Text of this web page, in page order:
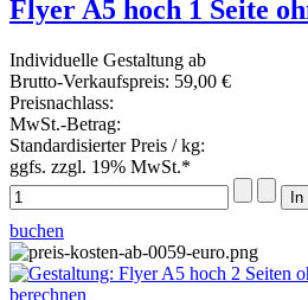
Flyer A5 hoch 1 Seite
Individuelle Gestaltung ab
Brutto-Verkaufspreis: 59,00 €
Preisnachlass:
MwSt.-Betrag:
Standardisierter Preis / kg:
ggfs. zzgl. 19% MwSt.*
buchen